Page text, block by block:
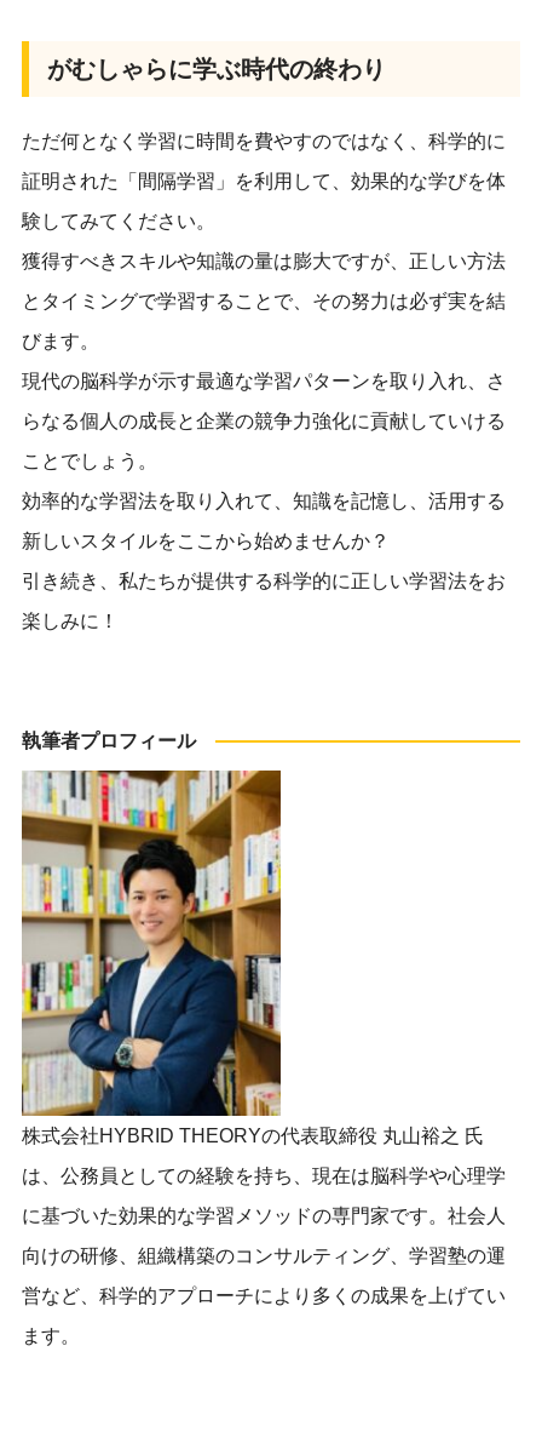
がむしゃらに学ぶ時代の終わり
ただ何となく学習に時間を費やすのではなく、科学的に
証明された「間隔学習」を利用して、効果的な学びを体
験してみてください。
獲得すべきスキルや知識の量は膨大ですが、正しい方法
とタイミングで学習することで、その努力は必ず実を結
びます。
現代の脳科学が示す最適な学習パターンを取り入れ、さ
らなる個人の成長と企業の競争力強化に貢献していける
ことでしょう。
効率的な学習法を取り入れて、知識を記憶し、活用する
新しいスタイルをここから始めませんか？
引き続き、私たちが提供する科学的に正しい学習法をお
楽しみに！
執筆者プロフィール
株式会社HYBRID THEORYの代表取締役 丸山裕之 氏
は、公務員としての経験を持ち、現在は脳科学や心理学
に基づいた効果的な学習メソッドの専門家です。社会人
向けの研修、組織構築のコンサルティング、学習塾の運
営など、科学的アプローチにより多くの成果を上げてい
ます。